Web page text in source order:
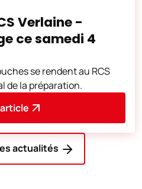
Verlaine -
ce samedi 4
se rendent au RCS
de la préparation.
actualités